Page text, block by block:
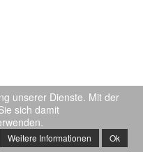
unserer Dienste. Mit der
sich damit
Weitere Informationen Ok